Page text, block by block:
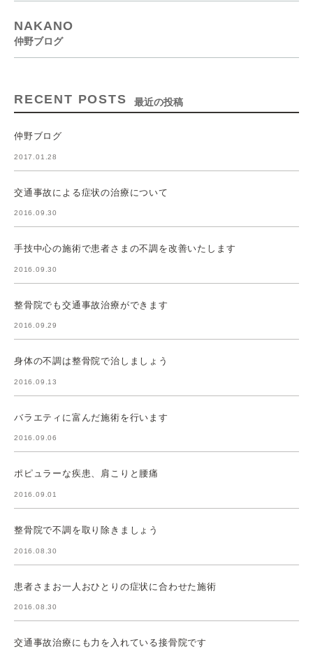
NAKANO
仲野ブログ
RECENT POSTS 最近の投稿
仲野ブログ
2017.01.28
交通事故による症状の治療について
2016.09.30
手技中心の施術で患者さまの不調を改善いたします
2016.09.30
整骨院でも交通事故治療ができます
2016.09.29
身体の不調は整骨院で治しましょう
2016.09.13
バラエティに富んだ施術を行います
2016.09.06
ポピュラーな疾患、肩こりと腰痛
2016.09.01
整骨院で不調を取り除きましょう
2016.08.30
患者さまお一人おひとりの症状に合わせた施術
2016.08.30
交通事故治療にも力を入れている接骨院です